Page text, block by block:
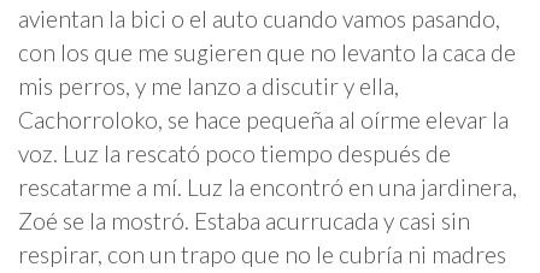
avientan la bici o el auto cuando vamos pasando,
con los que me sugieren que no levanto la caca de
mis perros, y me lanzo a discutir y ella,
Cachorroloko, se hace pequeña al oírme elevar la
voz. Luz la rescató poco tiempo después de
rescatarme a mí. Luz la encontró en una jardinera,
Zoé se la mostró. Estaba acurrucada y casi sin
respirar, con un trapo que no le cubría ni madres